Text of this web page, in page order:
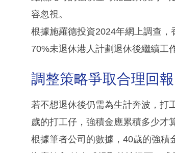
容忽視。
根據施羅德投資2024年網上調查
70%未退休港人計劃退休後繼續工
調整策略爭取合理回報
若不想退休後仍需為生計奔波，打
歲的打工仔，強積金應累積多少才
根據筆者公司的數據，40歲的強積